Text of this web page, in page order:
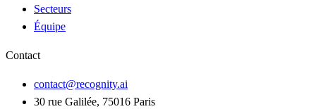
Secteurs
Équipe
Contact
contact@recognity.ai
30 rue Galilée, 75016 Paris